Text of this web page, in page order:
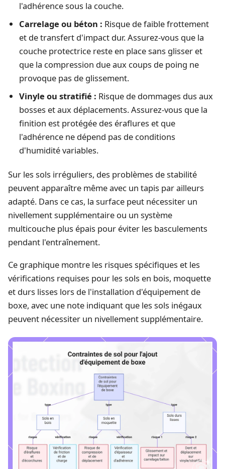
l'adhérence sous la couche.
Carrelage ou béton : Risque de faible frottement
et de transfert d'impact dur. Assurez-vous que la
couche protectrice reste en place sans glisser et
que la compression due aux coups de poing ne
provoque pas de glissement.
Vinyle ou stratifié : Risque de dommages dus aux
bosses et aux déplacements. Assurez-vous que la
finition est protégée des éraflures et que
l'adhérence ne dépend pas de conditions
d'humidité variables.
Sur les sols irréguliers, des problèmes de stabilité
peuvent apparaître même avec un tapis par ailleurs
adapté. Dans ce cas, la surface peut nécessiter un
nivellement supplémentaire ou un système
multicouche plus épais pour éviter les basculements
pendant l'entraînement.
Ce graphique montre les risques spécifiques et les
vérifications requises pour les sols en bois, moquette
et durs lisses lors de l'installation d'équipement de
boxe, avec une note indiquant que les sols inégaux
peuvent nécessiter un nivellement supplémentaire.